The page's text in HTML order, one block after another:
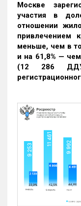
Москве
участия в
отношении
привлечением
меньше, чем в
и на 61,8% —
(12 286